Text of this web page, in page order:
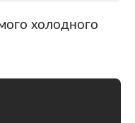
холодного